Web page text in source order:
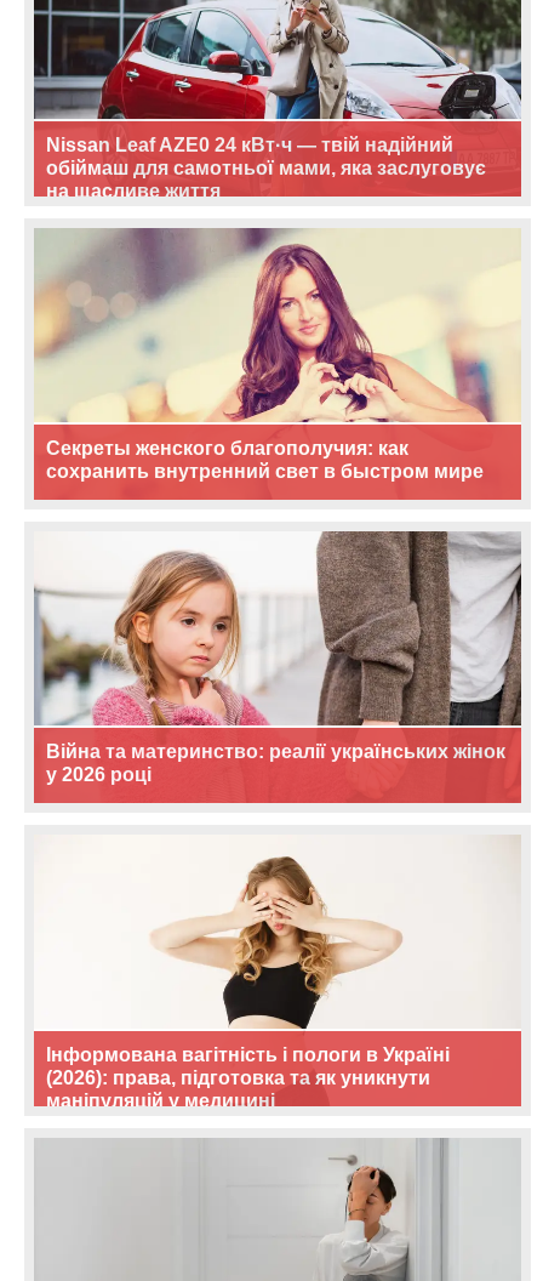
Nissan Leaf AZE0 24 кВт·ч — твій надійний
обіймаш для самотньої мами, яка заслуговує
на щасливе життя
Секреты женского благополучия: как
сохранить внутренний свет в быстром мире
Війна та материнство: реалії українських жінок
у 2026 році
Інформована вагітність і пологи в Україні
(2026): права, підготовка та як уникнути
маніпуляцій у медицині